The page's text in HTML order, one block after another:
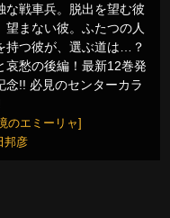
な戦車兵。脱出を望む彼
望まない彼。ふたつの人
持つ彼が、選ぶ道は…？
哀愁の後編！最新12巻発
念!! 必見のセンターカラ
のエミーリャ]
邦彦